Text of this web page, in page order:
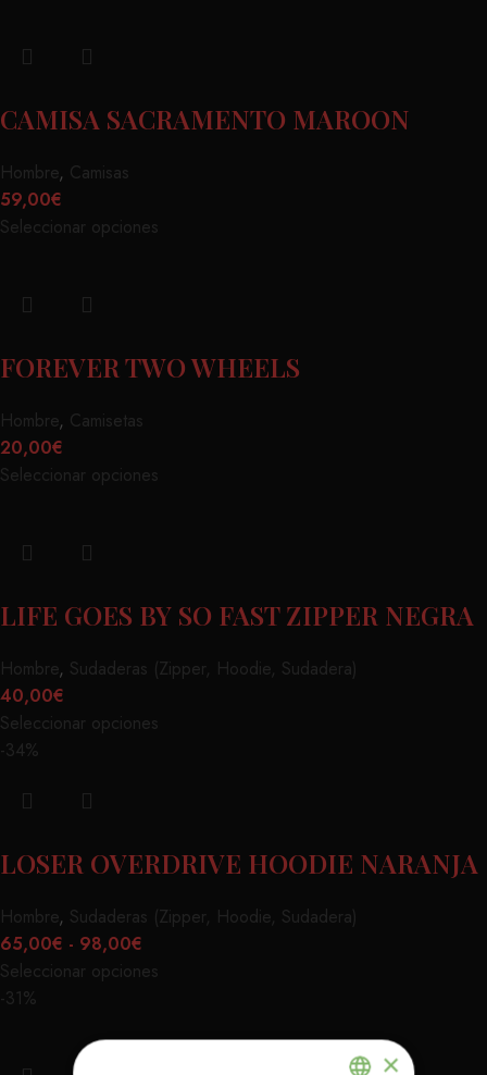
CAMISA SACRAMENTO MAROON
Hombre, Camisas
59,00€
Seleccionar opciones
FOREVER TWO WHEELS
Hombre, Camisetas
20,00€
Seleccionar opciones
LIFE GOES BY SO FAST ZIPPER NEGRA
Hombre, Sudaderas (Zipper, Hoodie, Sudadera)
40,00€
Seleccionar opciones
-34%
LOSER OVERDRIVE HOODIE NARANJA
Hombre, Sudaderas (Zipper, Hoodie, Sudadera)
65,00€ - 98,00€
Seleccionar opciones
-31%
×